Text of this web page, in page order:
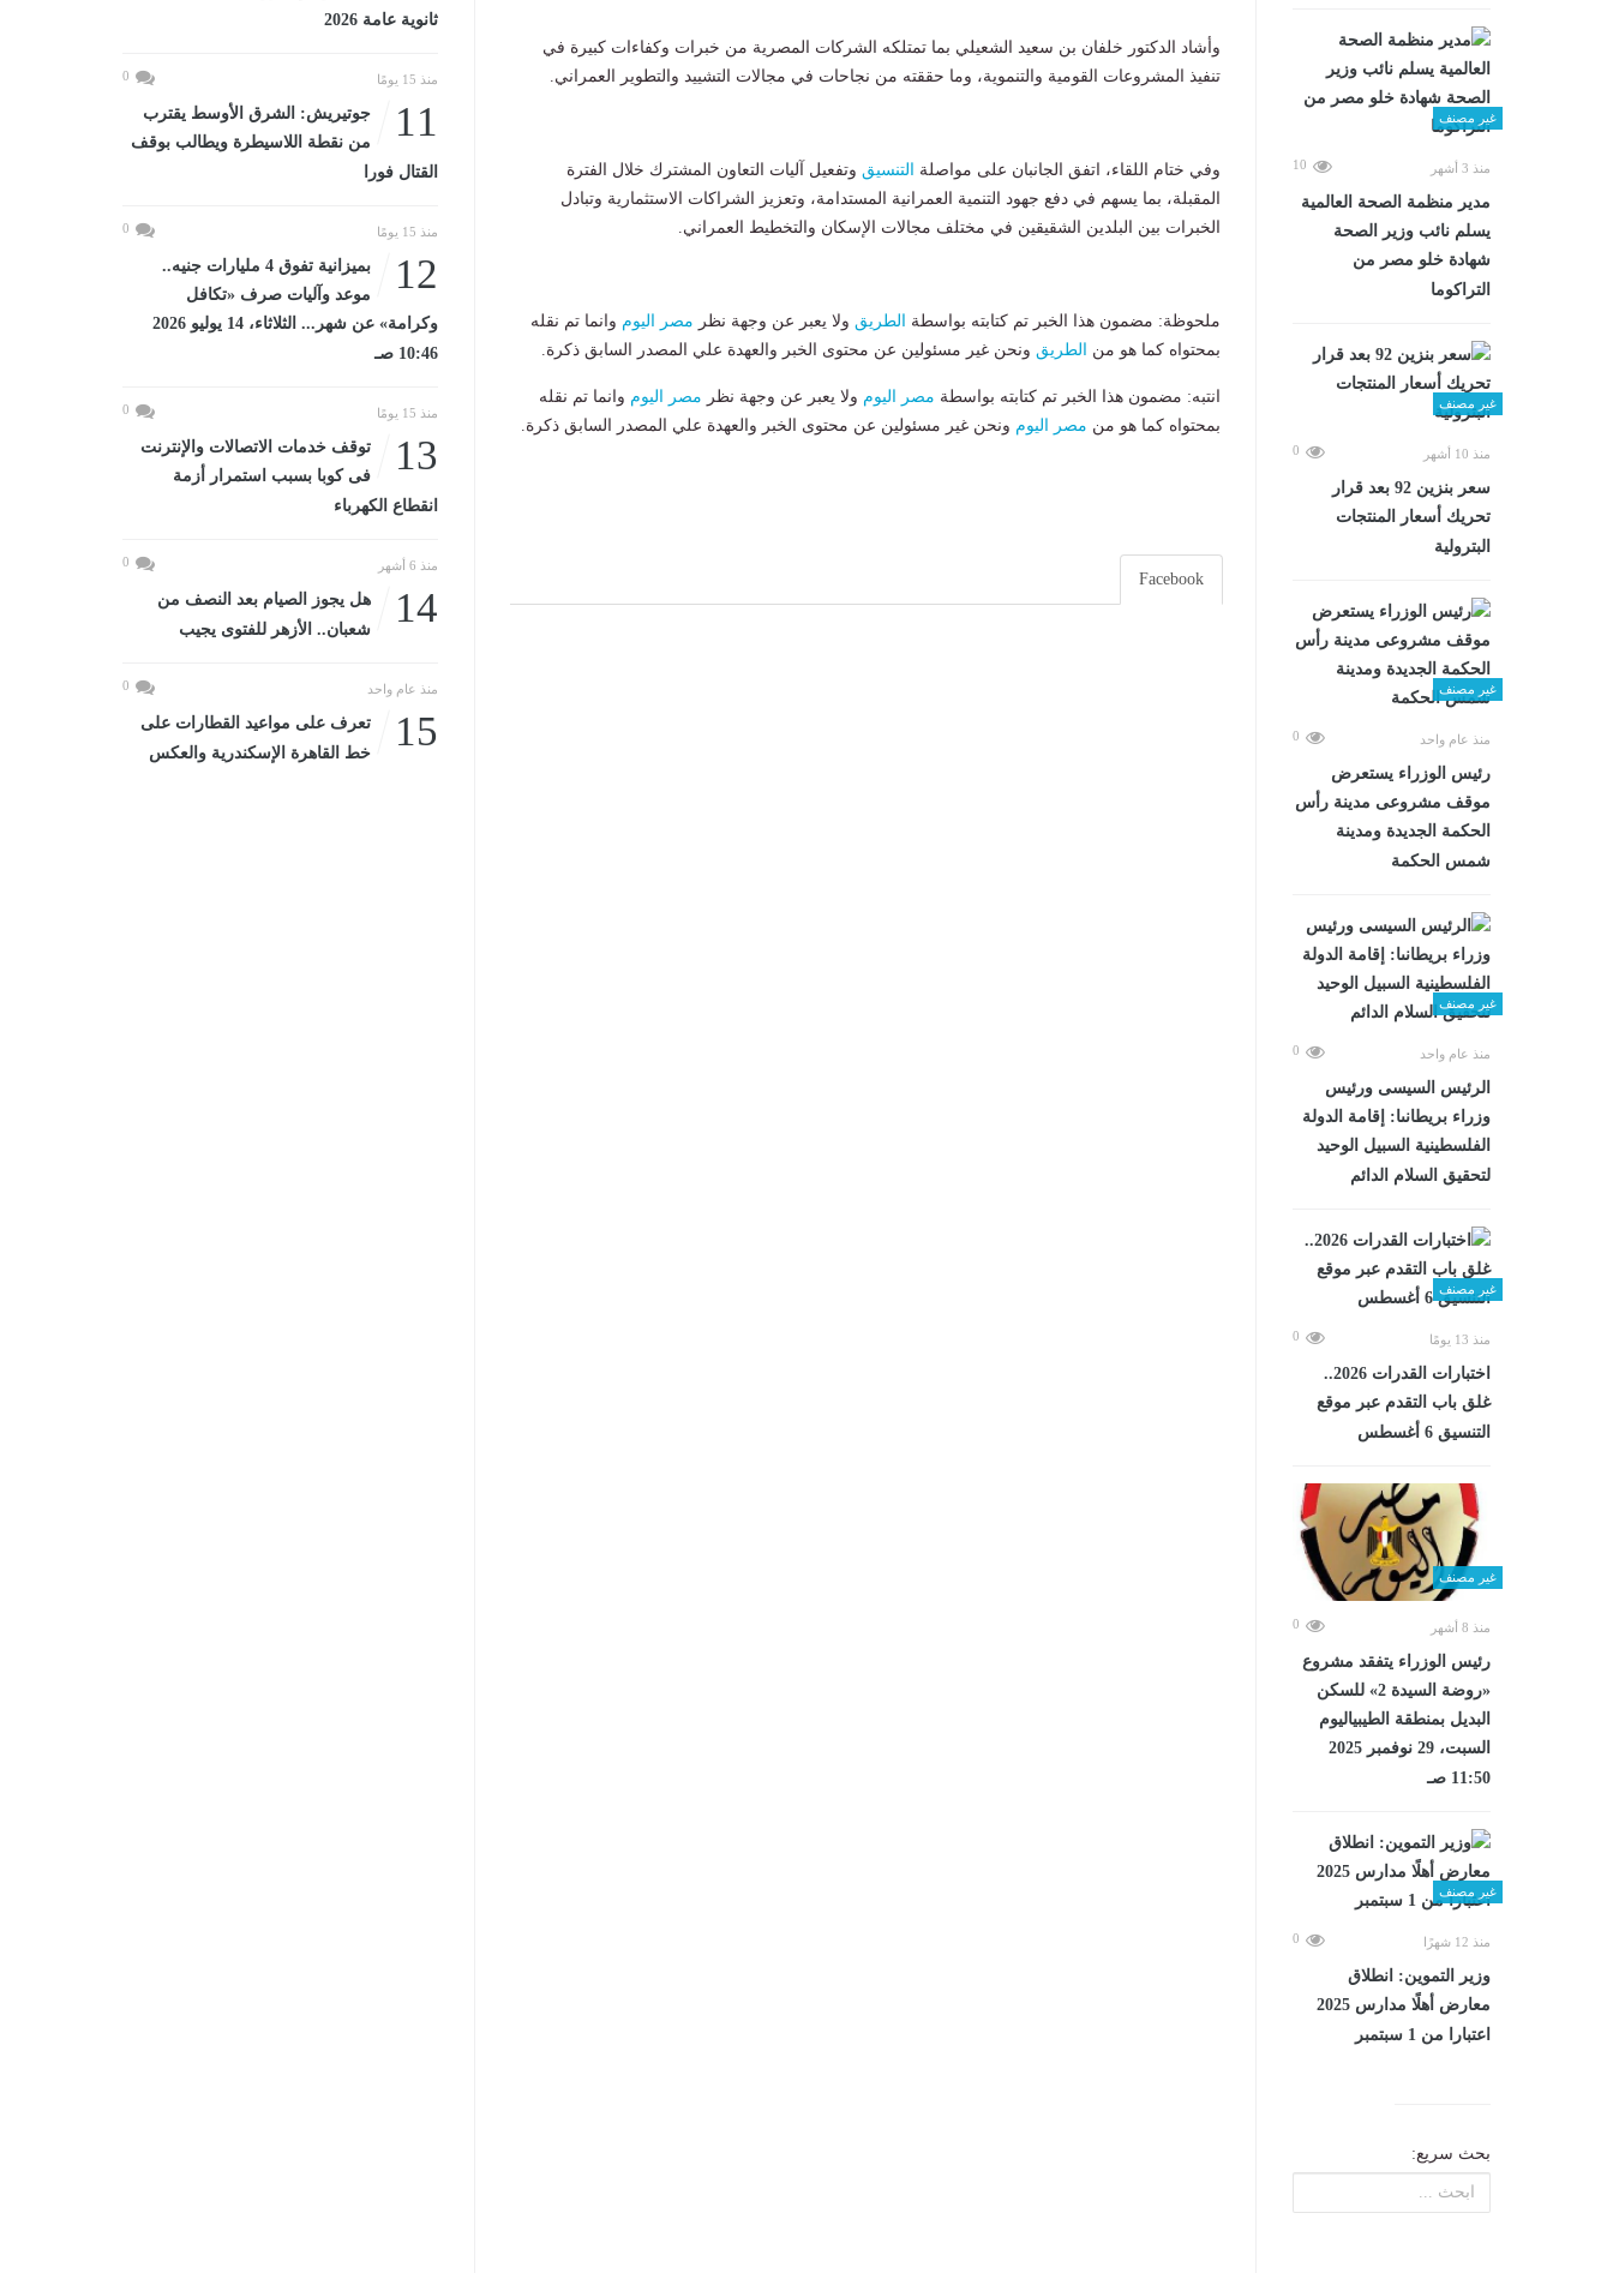
غير مصنف
منذ 3 أشهر 10
مدير منظمة الصحة العالمية
يسلم نائب وزير الصحة
شهادة خلو مصر من
التراكوما
غير مصنف
منذ 10 أشهر 0
سعر بنزين 92 بعد قرار
تحريك أسعار المنتجات
البترولية
غير مصنف
منذ عام واحد 0
رئيس الوزراء يستعرض
موقف مشروعى مدينة رأس
الحكمة الجديدة ومدينة
شمس الحكمة
غير مصنف
منذ عام واحد 0
الرئيس السيسى ورئيس
وزراء بريطانىا: إقامة الدولة
الفلسطينية السبيل الوحيد
لتحقيق السلام الدائم
غير مصنف
منذ 13 يومًا 0
اختبارات القدرات 2026..
غلق باب التقدم عبر موقع
التنسيق 6 أغسطس
غير مصنف
منذ 8 أشهر 0
رئيس الوزراء يتفقد مشروع
«روضة السيدة 2» للسكن
البديل بمنطقة الطيبياليوم
السبت، 29 نوفمبر 2025
11:50 صـ
غير مصنف
منذ 12 شهرًا 0
وزير التموين: انطلاق
معارض أهلًا مدارس 2025
اعتبارا من 1 سبتمبر
بحث سريع:
وأشاد الدكتور خلفان بن سعيد الشعيلي بما تمتلكه الشركات المصرية من خبرات وكفاءات كبيرة في
تنفيذ المشروعات القومية والتنموية، وما حققته من نجاحات في مجالات التشييد والتطوير العمراني.
وفي ختام اللقاء، اتفق الجانبان على مواصلة التنسيق وتفعيل آليات التعاون المشترك خلال الفترة
المقبلة، بما يسهم في دفع جهود التنمية العمرانية المستدامة، وتعزيز الشراكات الاستثمارية وتبادل
الخبرات بين البلدين الشقيقين في مختلف مجالات الإسكان والتخطيط العمراني.
ملحوظة: مضمون هذا الخبر تم كتابته بواسطة الطريق ولا يعبر عن وجهة نظر مصر اليوم وانما تم نقله
بمحتواه كما هو من
الطريق ونحن غير مسئولين عن محتوى الخبر والعهدة علي المصدر السابق ذكرة.
انتبه: مضمون هذا الخبر تم كتابته بواسطة مصر اليوم ولا يعبر عن وجهة نظر مصر اليوم وانما تم نقله
بمحتواه كما هو من مصر اليوم ونحن غير مسئولين عن محتوى الخبر والعهدة علي المصدر السابق ذكرة.
Facebook
ثانوية عامة 2026
منذ 15 يومًا 0
11
جوتيريش: الشرق الأوسط يقترب
من نقطة اللاسيطرة ويطالب بوقف
القتال فورا
منذ 15 يومًا 0
12
بميزانية تفوق 4 مليارات جنيه..
موعد وآليات صرف «تكافل
وكرامة» عن شهر... الثلاثاء، 14 يوليو 2026
10:46 صـ
منذ 15 يومًا 0
13
توقف خدمات الاتصالات والإنترنت
فى كوبا بسبب استمرار أزمة
انقطاع الكهرباء
منذ 6 أشهر 0
14
هل يجوز الصيام بعد النصف من
شعبان.. الأزهر للفتوى يجيب
منذ عام واحد 0
15
تعرف على مواعيد القطارات على
خط القاهرة الإسكندرية والعكس